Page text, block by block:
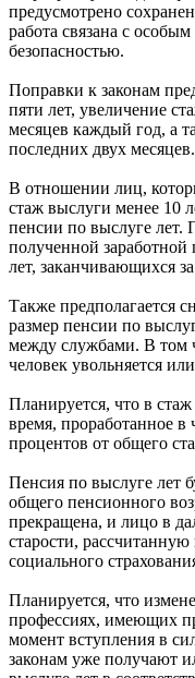
предусмотрено
работа связана с
безопасностью.
Поправки к законам
пяти лет, увеличение
месяцев каждый год, а
последних двух месяцев.
В отношении лиц,
стаж выслуги менее 10
пенсии по выслуге лет.
полученной заработной
лет, заканчивающихся
Также предполагается
размер пенсии по
между службами. В том
человек увольняется
Планируется, что в
время, проработанное в
процентов от общего
Пенсия по выслуге лет
общего пенсионного
прекращена, и лицо в
старости,
социального
Планируется, что
профессиях, имеющих
момент вступления в
законам уже получают